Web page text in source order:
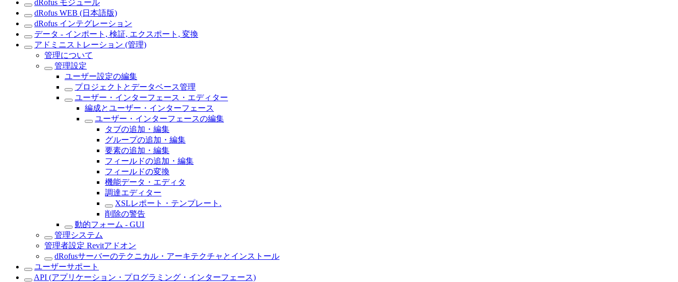
dRofus モジュール
dRofus WEB (日本語版)
dRofus インテグレーション
データ - インポート, 検証, エクスポート, 変換
アドミニストレーション (管理)
管理について
管理設定
ユーザー設定の編集
プロジェクトとデータベース管理
ユーザー・インターフェース・エディター
編成とユーザー・インターフェース
ユーザー・インターフェースの編集
タブの追加・編集
グループの追加・編集
要素の追加・編集
フィールドの追加・編集
フィールドの変換
機能データ・エディタ
調達エディター
XSLレポート・テンプレート.
削除の警告
動的フォーム - GUI
管理システム
管理者設定 Revitアドオン
dRofusサーバーのテクニカル・アーキテクチャとインストール
ユーザーサポート
API (アプリケーション・プログラミング・インターフェース)